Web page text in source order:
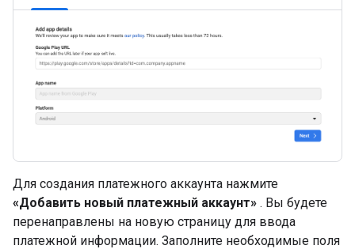
Для создания платежного аккаунта нажмите
«Добавить новый платежный аккаунт» . Вы будете
перенаправлены на новую страницу для ввода
платежной информации. Заполните необходимые поля